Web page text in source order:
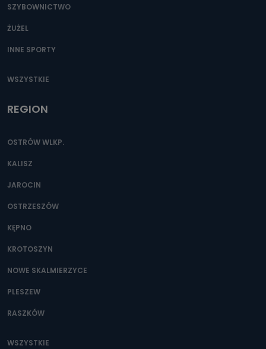
SZYBOWNICTWO
ŻUŻEL
INNE SPORTY
WSZYSTKIE
REGION
OSTRÓW WLKP.
KALISZ
JAROCIN
OSTRZESZÓW
KĘPNO
KROTOSZYN
NOWE SKALMIERZYCE
PLESZEW
RASZKÓW
WSZYSTKIE